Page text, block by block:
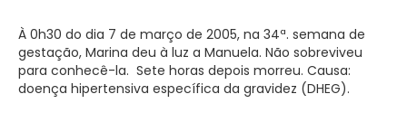
À 0h30 do dia 7 de março de 2005, na 34ª. semana de
gestação, Marina deu à luz a Manuela. Não sobreviveu
para conhecê-la. Sete horas depois morreu. Causa:
doença hipertensiva específica da gravidez (DHEG).